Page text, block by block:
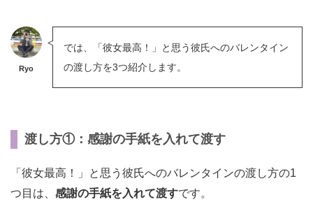
Ryo
では、「彼女最高！」と思う彼氏へのバレンタイン
の渡し方を3つ紹介します。
渡し方①：感謝の手紙を入れて渡す
「彼女最高！」と思う彼氏へのバレンタインの渡し方の1
つ目は、 感謝の手紙を入れて渡すです。